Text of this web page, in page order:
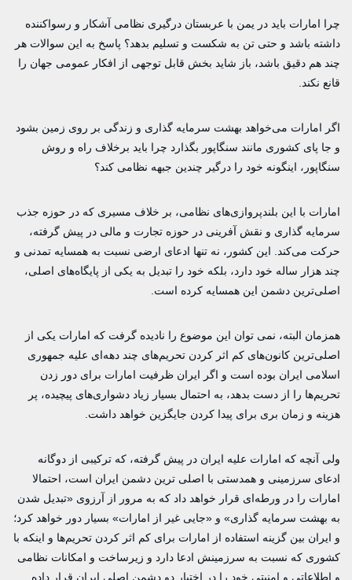
چرا امارات باید در یمن با عربستان درگیری نظامی آشکار و رسواکننده
داشته باشد و حتی تن به شکست و تسلیم بدهد؟ پاسخ به این سوالات هر
چند هم دقیق باشد، باز شاید بخش قابل توجهی از افکار عمومی جهان را
قانع نکند.
اگر امارات می‌خواهد بهشت سرمایه گذاری و زندگی بر روی زمین بشود
و جا پای کشوری مانند سنگاپور بگذارد چرا باید برخلاف راه و روش
سنگاپور، اینگونه خود را درگیر چندین جبهه نظامی کند؟
امارات با این بلندپروازی‌های نظامی، بر خلاف مسیری که در حوزه جذب
سرمایه گذاری و نقش آفرینی در حوزه تجارت و مالی در پیش گرفته،
حرکت می‌کند. این کشور، نه تنها ادعای ارضی نسبت به همسایه تمدنی و
چند هزار ساله خود دارد، بلکه خود را تبدیل به یکی از پایگاه‌های اصلی،
اصلی‌ترین دشمن این همسایه کرده است.
همزمان البته، نمی توان این موضوع را نادیده گرفت که امارات یکی از
اصلی‌ترین کانون‌های کم اثر کردن تحریم‌های چند دهه‌ای علیه جمهوری
اسلامی ایران بوده است و اگر ایران ظرفیت امارات برای دور زدن
تحریم‌ها را از دست بدهد، به احتمال بسیار زیاد دشواری‌های پیچیده، پر
هزینه و زمان بری برای پیدا کردن جایگزین خواهد داشت.
ولی آنچه که امارات علیه ایران در پیش گرفته، که ترکیبی از دوگانه
ادعای سرزمینی و همدستی با اصلی ترین دشمن ایران است، احتمالا
امارات را در ورطه‌ای قرار خواهد داد که به مرور از آرزوی «تبدیل شدن
به بهشت سرمایه گذاری» و «جایی غیر از امارات» بسیار دور خواهد کرد؛
و ایران بین گزینه استفاده از امارات برای کم اثر کردن تحریم‌ها و اینکه با
کشوری که نسبت به سرزمینش ادعا دارد و زیرساخت و امکانات نظامی
و اطلاعاتی و امنیتی خود را در اختیار دو دشمن اصلی ایران قرار داده